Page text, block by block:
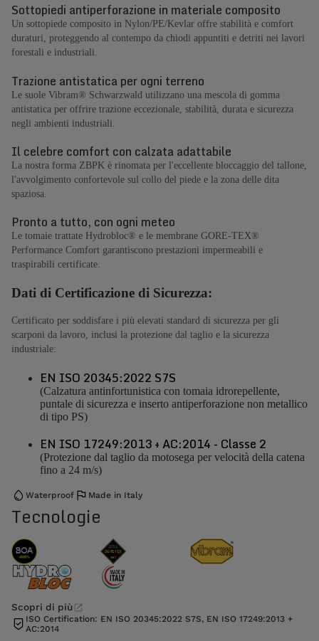
Sottopiedi antiperforazione in materiale composito
Un sottopiede composito in Nylon/PE/Kevlar offre stabilità e comfort
duraturi, proteggendo al contempo da chiodi appuntiti e detriti nei lavori
forestali e industriali.
Trazione antistatica per ogni terreno
Le suole Vibram® Schwarzwald utilizzano una mescola di gomma
antistatica per offrire trazione eccezionale, stabilità, durata e sicurezza
negli ambienti industriali.
Il celebre comfort con calzata adattabile
La nostra forma ZBPK è rinomata per l'eccellente bloccaggio del tallone,
l'avvolgimento confortevole sul collo del piede e la zona delle dita
spaziosa.
Pronto a tutto, con ogni meteo
Le tomaie trattate Hydrobloc® e le membrane GORE-TEX®
Performance Comfort garantiscono prestazioni impermeabili e
traspirabili certificate.
Dati di Certificazione di Sicurezza:
Certificato per soddisfare i più elevati standard di sicurezza per gli
scarponi da lavoro, inclusi la protezione dal taglio e la sicurezza
industriale:
EN ISO 20345:2022 S7S
(Calzatura antinfortunistica con tomaia idrorepellente,
puntale di sicurezza e inserto antiperforazione non metallico
di tipo PS)
EN ISO 17249:2013 + AC:2014 - Classe 2
(Protezione dal taglio da motosega per velocità della catena
fino a 24 m/s)
Waterproof Made in Italy
Tecnologie
Scopri di più
ISO Certification: EN ISO 20345:2022 S7S, EN ISO 17249:2013 +
AC:2014